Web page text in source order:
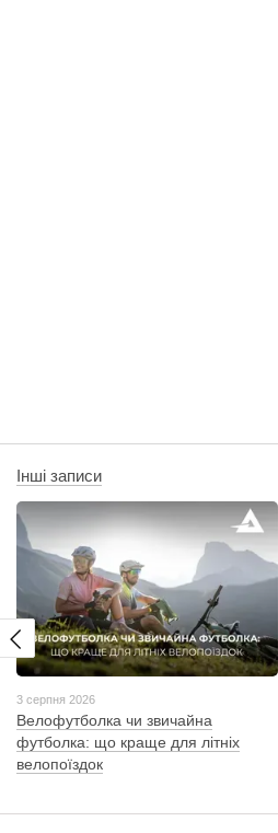
Інші записи
3 серпня 2026
Велофутболка чи звичайна
футболка: що краще для літніх
велопоїздок